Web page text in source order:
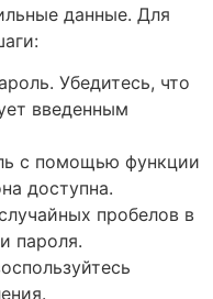
данные. Для
Убедитесь, что
введенным
с помощью функции
доступна.
пробелов в
пароля.